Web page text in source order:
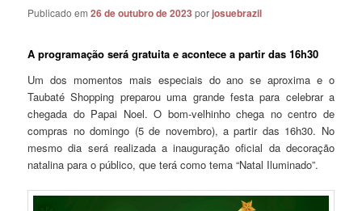
Publicado em26 de outubro de 2023 porjosuebrazil
A programação será gratuita e acontece a partir das 16h30
Um dos momentos mais especiais do ano se aproxima e o
Taubaté Shopping preparou uma grande festa para celebrar a
chegada do Papai Noel. O bom-velhinho chega no centro de
compras no domingo (5 de novembro), a partir das 16h30. No
mesmo dia será realizada a inauguração oficial da decoração
natalina para o público, que terá como tema “Natal Iluminado”.